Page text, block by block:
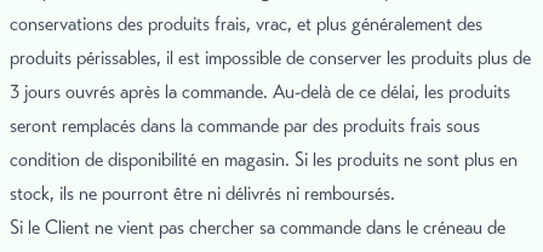
conservations des produits frais, vrac, et plus généralement des
produits périssables, il est impossible de conserver les produits plus de
3 jours ouvrés après la commande. Au-delà de ce délai, les produits
seront remplacés dans la commande par des produits frais sous
condition de disponibilité en magasin. Si les produits ne sont plus en
stock, ils ne pourront être ni délivrés ni remboursés.
Si le Client ne vient pas chercher sa commande dans le créneau de